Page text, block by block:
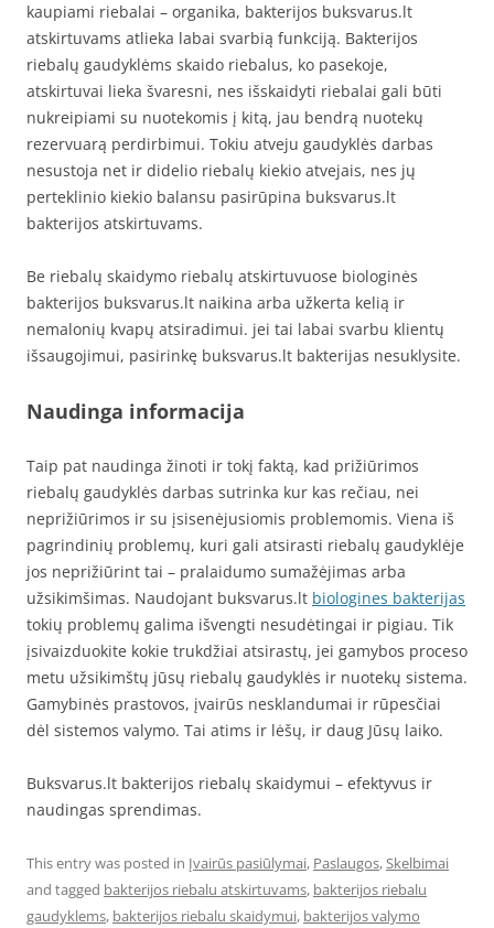
kaupiami riebalai – organika, bakterijos buksvarus.lt
atskirtuvams atlieka labai svarbią funkciją. Bakterijos
riebalų gaudyklėms skaido riebalus, ko pasekoje,
atskirtuvai lieka švaresni, nes išskaidyti riebalai gali būti
nukreipiami su nuotekomis į kitą, jau bendrą nuotekų
rezervuarą perdirbimui. Tokiu atveju gaudyklės darbas
nesustoja net ir didelio riebalų kiekio atvejais, nes jų
perteklinio kiekio balansu pasirūpina buksvarus.lt
bakterijos atskirtuvams.
Be riebalų skaidymo riebalų atskirtuvuose biologinės
bakterijos buksvarus.lt naikina arba užkerta kelią ir
nemalonių kvapų atsiradimui. jei tai labai svarbu klientų
išsaugojimui, pasirinkę buksvarus.lt bakterijas nesuklysite.
Naudinga informacija
Taip pat naudinga žinoti ir tokį faktą, kad prižiūrimos
riebalų gaudyklės darbas sutrinka kur kas rečiau, nei
neprižiūrimos ir su įsisenėjusiomis problemomis. Viena iš
pagrindinių problemų, kuri gali atsirasti riebalų gaudyklėje
jos neprižiūrint tai – pralaidumo sumažėjimas arba
užsikimšimas. Naudojant buksvarus.lt biologines bakterijas
tokių problemų galima išvengti nesudėtingai ir pigiau. Tik
įsivaizduokite kokie trukdžiai atsirastų, jei gamybos proceso
metu užsikimštų jūsų riebalų gaudyklės ir nuotekų sistema.
Gamybinės prastovos, įvairūs nesklandumai ir rūpesčiai
dėl sistemos valymo. Tai atims ir lėšų, ir daug Jūsų laiko.
Buksvarus.lt bakterijos riebalų skaidymui – efektyvus ir
naudingas sprendimas.
This entry was posted in Įvairūs pasiūlymai, Paslaugos,Skelbimai
and tagged bakterijos riebalu atskirtuvams, bakterijos riebalu
gaudyklems, bakterijos riebalu skaidymui, bakterijos valymo